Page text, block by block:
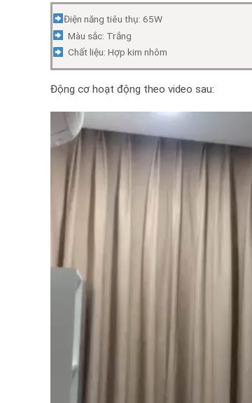
Điện năng tiêu thụ: 65W
Màu sắc: Trắng
Chất liệu: Hợp kim nhôm
Động cơ hoạt động theo video sau:
chơi
Video